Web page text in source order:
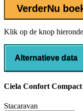
VerderNu
Klik op de knop
Alternatieve data
Ciela Confort
Stacaravan